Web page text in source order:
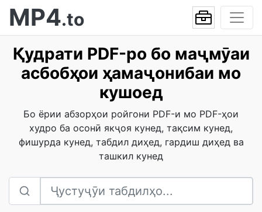
MP4.to
Қудрати PDF-ро бо маҷмӯаи
асбобҳои ҳамаҷонибаи мо
кушоед
Бо ёрии абзорҳои ройгони PDF-и мо PDF-ҳои
худро ба осонӣ якҷоя кунед, тақсим кунед,
фишурда кунед, табдил диҳед, гардиш диҳед ва
ташкил кунед